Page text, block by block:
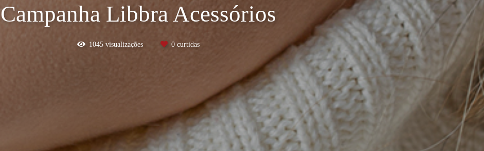
Campanha Libbra Acessórios
1045 visualizações 0 curtidas